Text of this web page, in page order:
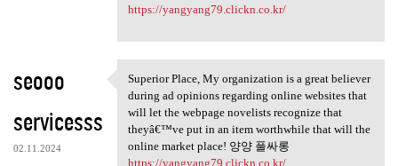
https://yangyang79.clickn.co.kr/
seooo
servicesss
02.11.2024
Superior Place, My
Superior Place, My organization is a great believer
during ad opinions regarding online websites that
will let the webpage novelists recognize that
theyâ€™ve put in an item worthwhile that will the
online market place! 양양 풀싸롱
https://yangyang79.clickn.co.kr/